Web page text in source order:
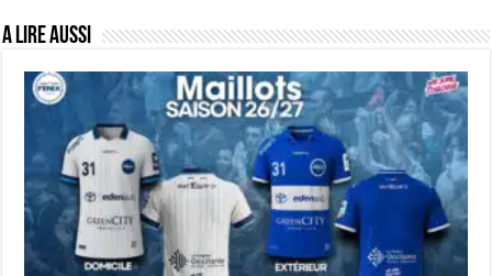
A lire aussi